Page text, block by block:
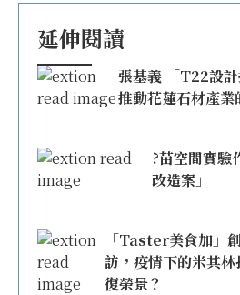
延伸閱讀
張基義 「T22設計振興地方產業計畫」
推動花蓮石材產業
?苗空間實驗
改造案」
「Taster美食加」
訪，疫情下的米其
復榮景？